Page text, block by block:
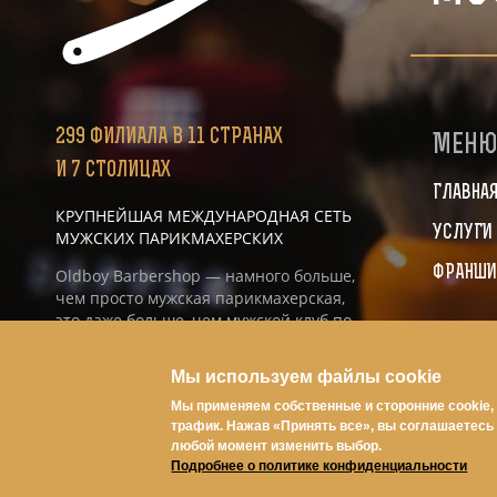
299 ФИЛИАЛАВ 11 СТРАНАХ
И 7 СТОЛИЦАХ
КРУПНЕЙШАЯ МЕЖДУНАРОДНАЯ СЕТЬ
МУЖСКИХ ПАРИКМАХЕРСКИХ
Oldboy Barbershop — намного больше,
чем просто мужская парикмахерская,
это даже больше, чем мужской клуб по
найдёшь себя и свой стиль.
Меню
Главная
УСЛУГИ
Мы используем файлы cookie
Мы применяем собственные и сторонние
трафик. Нажав «Принять все», вы
любой момент изменить выбор.
Подробнее о политике конфиденциальности